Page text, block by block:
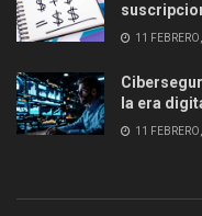
11
la era
11